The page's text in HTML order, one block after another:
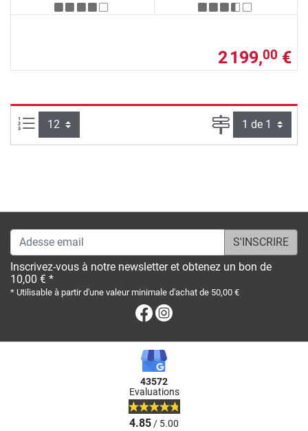
2 199,00 €
Articles par page : Page
Adesse email
Inscrivez-vous à notre newsletter et obtenez un bon de
10,00 € *
* Utilisable à partir d'une valeur minimale d'achat de 50,00 €
Facebook
43572
Evaluations
4.85/ 5.00